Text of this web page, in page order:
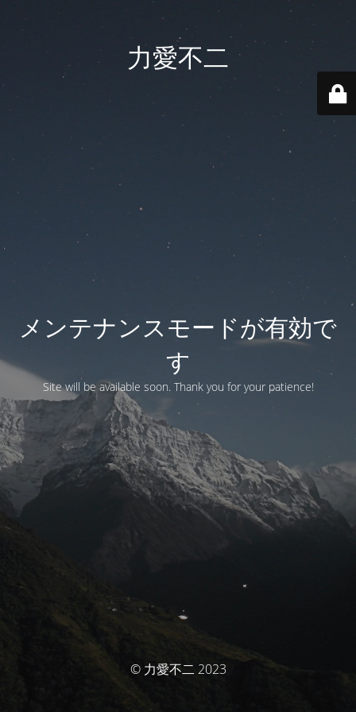
力愛不二
メンテナンスモードが有効で
す
Site will be available soon. Thank you for your patience!
© 力愛不二 2023